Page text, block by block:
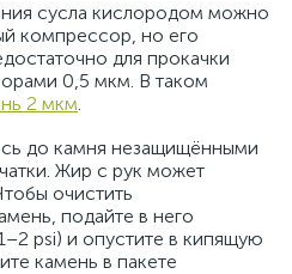
сусла кислородом можно
компрессор, но его
для прокачки
0,5 мкм. В таком
2 мкм.
до камня незащищёнными
Жир с рук может
очистить
подайте в него
psi) и опустите в кипящую
камень в пакете